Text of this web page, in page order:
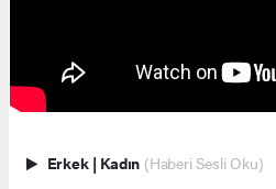
Erkek | Kadın (Haberi Sesli Oku)